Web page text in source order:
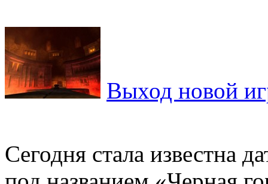
Выход новой
Сегодня стала известна